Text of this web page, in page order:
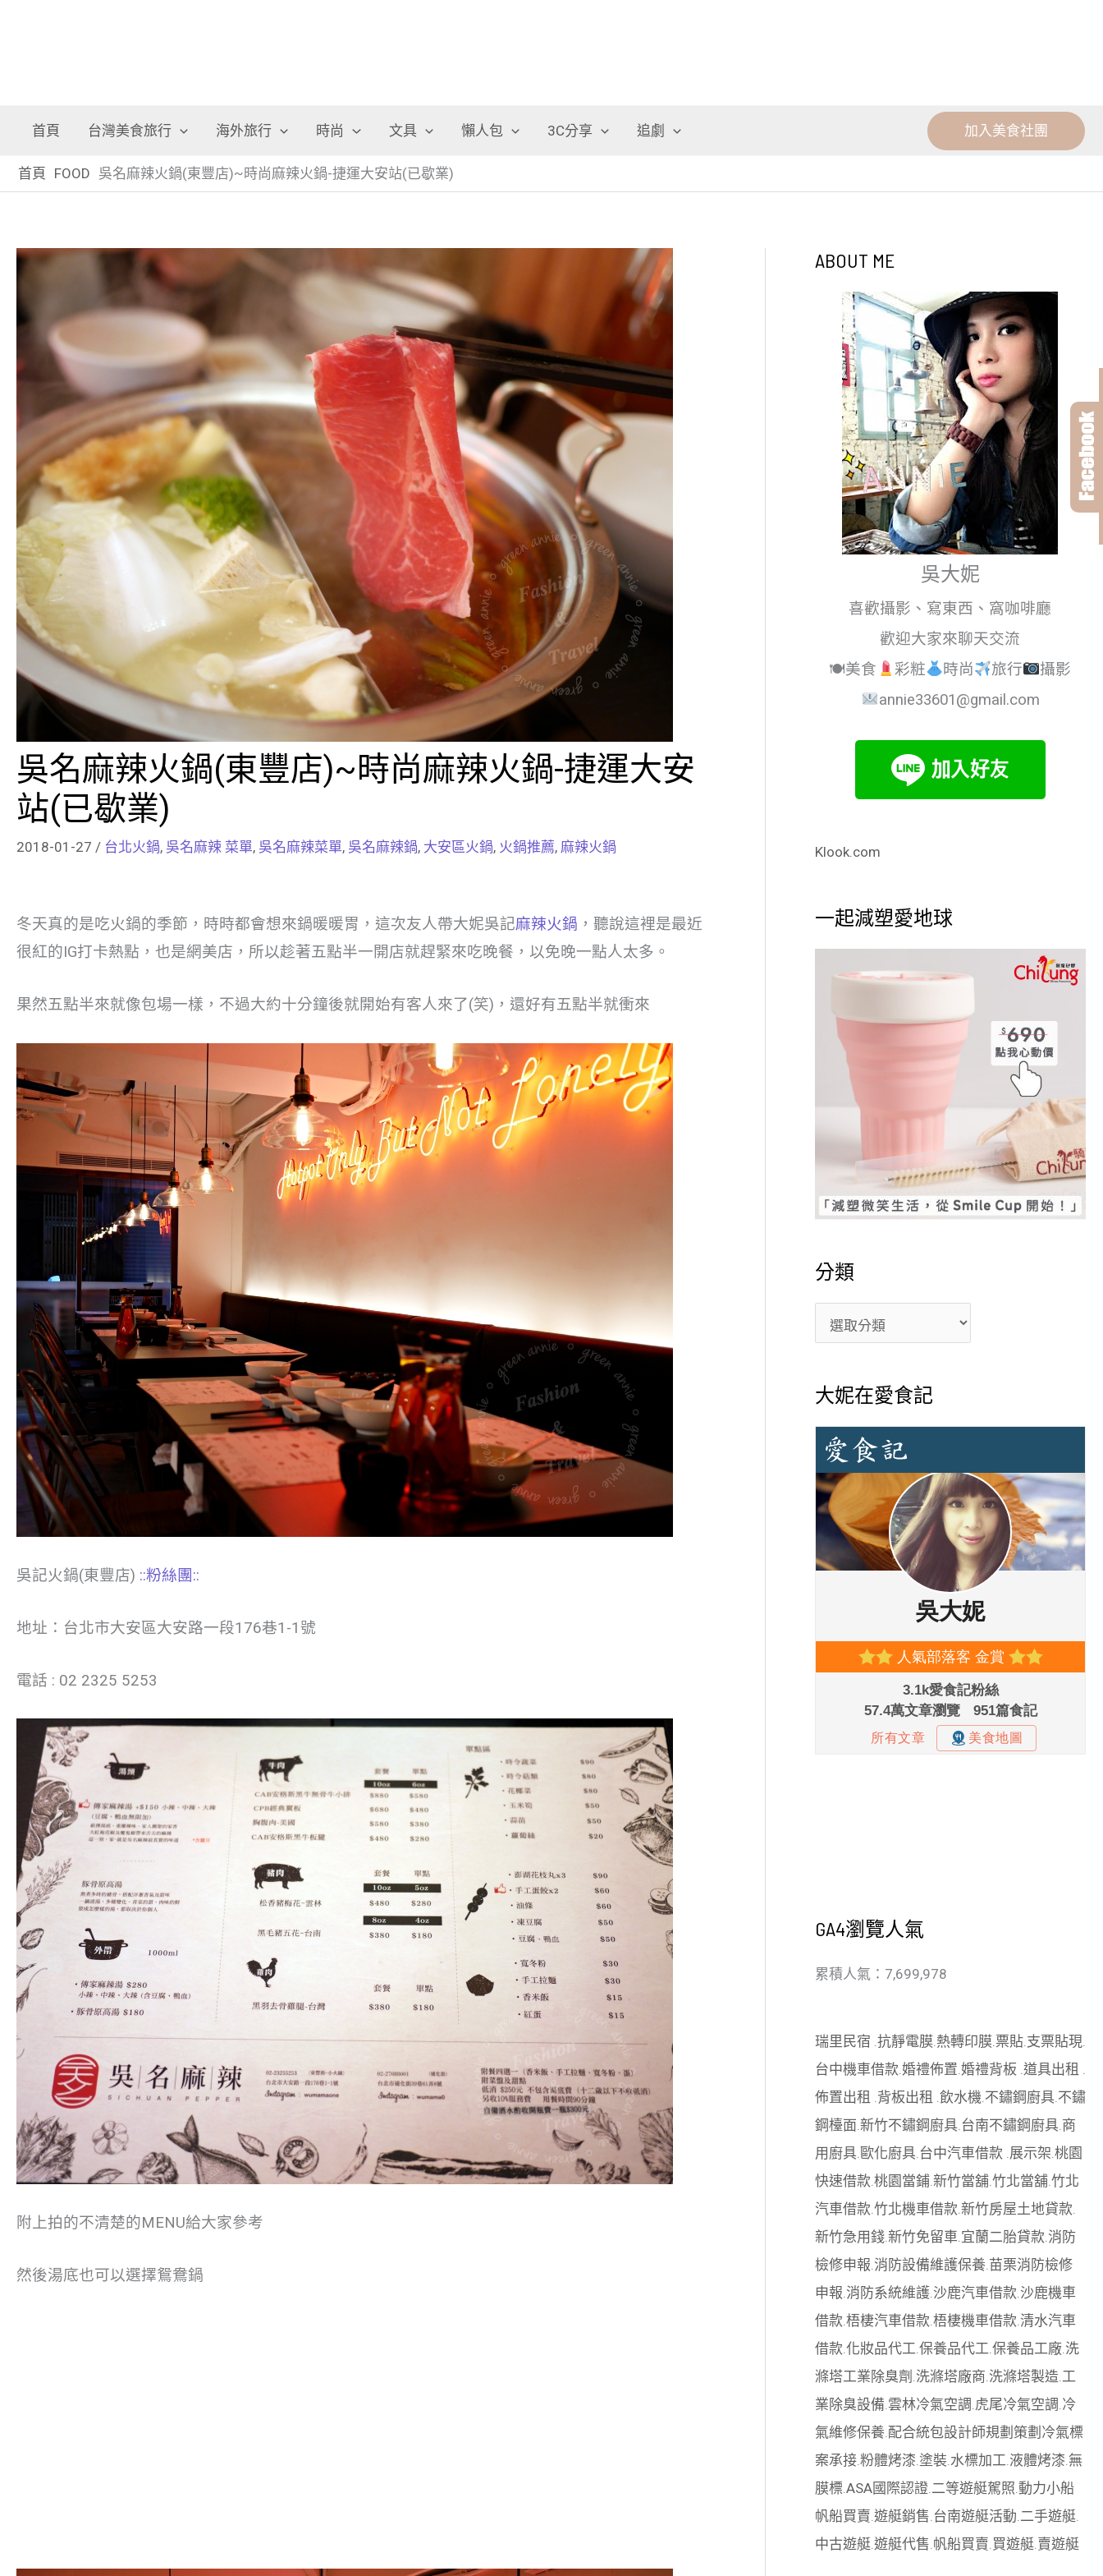
首頁 台灣美食旅行 海外旅行 時尚 文具 懶人包 3C分享 追劇 加入美食社團
首頁 FOOD 吳名麻辣火鍋(東豐店)~時尚麻辣火鍋-捷運大安站(已歇業)
吳名麻辣火鍋(東豐店)~時尚麻辣火鍋-捷運大安
站(已歇業)
2018-01-27 / 台北火鍋, 吳名麻辣 菜單, 吳名麻辣菜單, 吳名麻辣鍋, 大安區火鍋, 火鍋推薦, 麻辣火鍋
冬天真的是吃火鍋的季節，時時都會想來鍋暖暖胃，這次友人帶大妮吳記麻辣火鍋 ，聽說這裡是最近
很紅的IG打卡熱點，也是網美店，所以趁著五點半一開店就趕緊來吃晚餐，以免晚一點人太多。
果然五點半來就像包場一樣，不過大約十分鐘後就開始有客人來了(笑)，還好有五點半就衝來
吳記火鍋(東豐店) ::粉絲團::
地址：台北市大安區大安路一段176巷1-1號
電話 : 02 2325 5253
附上拍的不清楚的MENU給大家參考
然後湯底也可以選擇鴛鴦鍋
ABOUT ME
吳大妮
喜歡攝影、寫東西、窩咖啡廳
歡迎大家來聊天交流
🍽美食
彩粧 時尚 旅行
攝影
annie33601@gmail.com
Klook.com
一起減塑愛地球
分類
大妮在愛食記
GA4瀏覽人氣
累積人氣：7,699,978
瑞里民宿 抗靜電膜. 熱轉印膜. 票貼. 支票貼現
台中機車借款 婚禮佈置 婚禮背板 道具出租
佈置出租 背板出租 飲水機 不鏽鋼廚具. 不鏽
鋼檯面 新竹不鏽鋼廚具. 台南不鏽鋼廚具. 商
用廚具. 歐化廚具. 台中汽車借款 展示架 桃園
快速借款 桃園當鋪. 新竹當舖. 竹北當舖. 竹北
汽車借款 竹北機車借款 新竹房屋土地貸款
新竹急用錢. 新竹免留車. 宜蘭二胎貸款 消防
檢修申報 消防設備維護保養 苗栗消防檢修
申報 消防系統維護. 沙鹿汽車借款 沙鹿機車
借款 梧棲汽車借款 梧棲機車借款 清水汽車
借款 化妝品代工 保養品代工 保養品工廠. 洗
滌塔工業除臭劑 洗滌塔廠商 洗滌塔製造 工
業除臭設備 雲林冷氣空調 虎尾冷氣空調 冷
氣維修保養 配合統包設計師規劃策劃 冷氣標
案承接. 粉體烤漆 塗裝 水標加工 液體烤漆 無
膜標 ASA國際認證. 二等遊艇駕照 動力小船
帆船買賣 遊艇銷售 台南遊艇活動 二手遊艇.
中古遊艇. 遊艇代售 帆船買賣 買遊艇. 賣遊艇